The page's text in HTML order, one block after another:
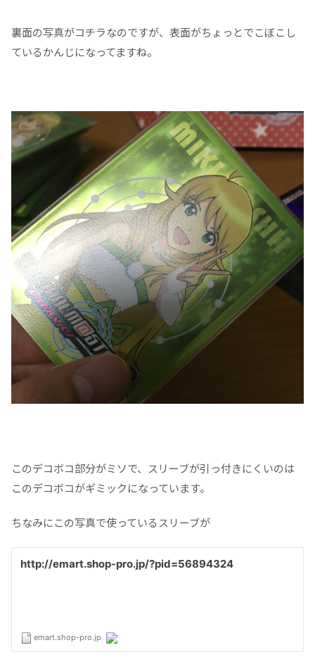
裏面の写真がコチラなのですが、表面がちょっとでこぼこし
ているかんじになってますね。
このデコボコ部分がミソで、スリーブが引っ付きにくいのは
このデコボコがギミックになっています。
ちなみにこの写真で使っているスリーブが